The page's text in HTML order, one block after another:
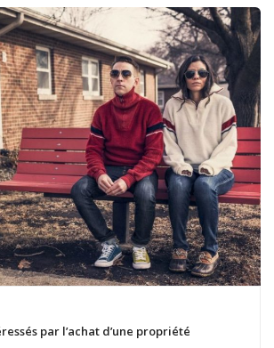
par l’achat d’une propriété